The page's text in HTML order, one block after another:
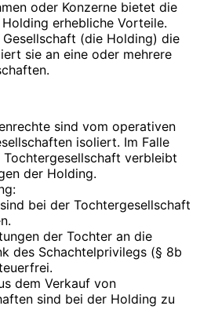
oder Konzerne bietet die
erhebliche Vorteile.
(die Holding) die
sie an eine oder mehrere
sind vom operativen
isoliert. Im Falle
Tochtergesellschaft verbleibt
der Holding.
bei der Tochtergesellschaft
der Tochter an die
des Schachtelprivilegs (§ 8b
dem Verkauf von
sind bei der Holding zu